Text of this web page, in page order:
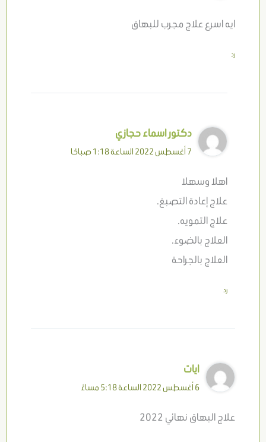
ايه اسرع علاج مجرب للبهاق
رد
دكتور اسماء حجازي
7 أغسطس 2022 الساعة 1:18 صباحًا
اهلا وسهلا
علاج إعادة التصبغ.
علاج التمويه.
العلاج بالضوء.
العلاج بالجراحة
رد
ايات
6 أغسطس 2022 الساعة 5:18 مساءً
علاج البهاق نهائي 2022